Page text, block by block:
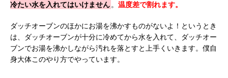
冷たい水を入れてはいけません 。 温度差で割れます。
ダッチオーブンのほかにお湯を沸かすものがないよ！というとき
は、ダッチオーブンが十分に冷めてから水を入れて、ダッチオー
ブンでお湯を沸かしながら汚れを落とすと上手くいきます。僕自
身大体このやり方でやっています。